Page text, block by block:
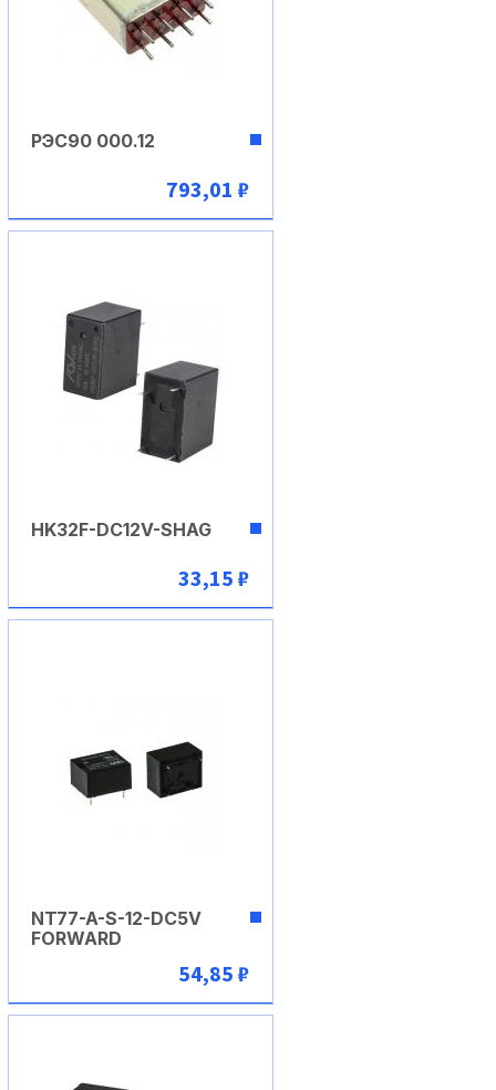
В корзину
РЭС90 000.12
793,01 ₽
В корзину
HK32F-DC12V-SHAG
33,15 ₽
В корзину
NT77-A-S-12-DC5V
FORWARD
54,85 ₽